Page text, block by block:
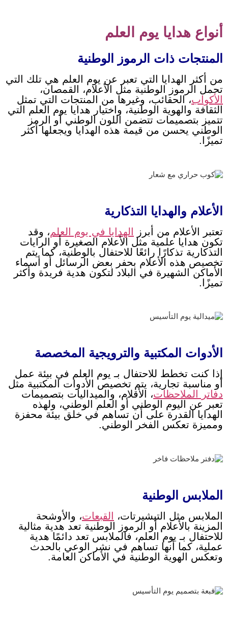
أنواع هدايا يوم العلم
المنتجات ذات الرموز الوطنية
من أكثر الهدايا التي تعبر عن يوم العلم هي تلك التي
تحمل الرموز الوطنية مثل الأعلام، القمصان،
الأكواب، الحقائب، وغيرها من المنتجات التي تمثل
الثقافة والهوية الوطنية، واختيار هدايا يوم العلم التي
تتميز بتصميمات تتضمن اللون الوطني أو الرمز
الوطني يحسن من قيمة هذه الهدايا ويجعلها أكثر
تميزًا.
الأعلام والهدايا التذكارية
تعتبر الأعلام من أبرز الهدايا في يوم العلم، وقد
تكون هدايا علمية مثل الأعلام الصغيرة أو الرايات
التذكارية تذكارًا رائعًا للاحتفال بالوطنية، كما يتم
تخصيص هذه الأعلام بحفر بعض الرسائل أو أسماء
الأماكن الشهيرة في البلاد لتكون هدية فريدة وأكثر
تميزًا.
الأدوات المكتبية والترويجية المخصصة
إذا كنت تخطط للاحتفال بـ يوم العلم في بيئة عمل
أو مناسبة تجارية، يتم تخصيص الأدوات المكتبية مثل
دفاتر الملاحظات، الأقلام، والميداليات بتصميمات
تعبر عن اليوم الوطني أو العلم الوطني، ولهذه
الهدايا القدرة على أن تساهم في خلق بيئة محفزة
ومميزة تعكس الفخر الوطني.
الملابس الوطنية
الملابس مثل التيشيرتات، القبعات، والأوشحة
المزينة بالأعلام أو الرموز الوطنية تعد هدية مثالية
للاحتفال بـ يوم العلم، فالملابس تعد دائمًا هدية
عملية، كما أنها تساهم في نشر الوعي بالحدث
وتعكس الهوية الوطنية في الأماكن العامة.